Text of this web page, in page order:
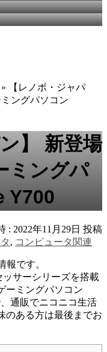
» 【レノボ・ジャパ
ングパソコン
】 新登場
ミングパ
Y700
: 2022年11月29日 投稿
, コンピュータ関連
報です。
ッサーシリーズを搭載
ーミングパソコン
通販でニコニコ生活
のある方は最後までお